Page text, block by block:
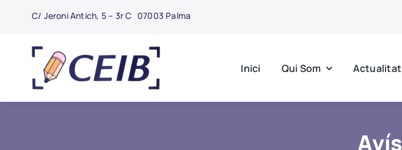
C/ Jeroni Antich, 5 – 3r C 07003 Palma
Inici Qui Som Actualitat